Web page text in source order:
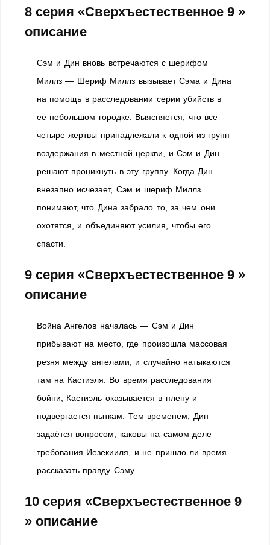
8 серия «Сверхъестественное 9 »
описание
Сэм и Дин вновь встречаются с шерифом
Миллз — Шериф Миллз вызывает Сэма и Дина
на помощь в расследовании серии убийств в
её небольшом городке. Выясняется, что все
четыре жертвы принадлежали к одной из групп
воздержания в местной церкви, и Сэм и Дин
решают проникнуть в эту группу. Когда Дин
внезапно исчезает, Сэм и шериф Миллз
понимают, что Дина забрало то, за чем они
охотятся, и объединяют усилия, чтобы его
спасти.
9 серия «Сверхъестественное 9 »
описание
Война Ангелов началась — Сэм и Дин
прибывают на место, где произошла массовая
резня между ангелами, и случайно натыкаются
там на Кастиэля. Во время расследования
бойни, Кастиэль оказывается в плену и
подвергается пыткам. Тем временем, Дин
задаётся вопросом, каковы на самом деле
требования Иезекииля, и не пришло ли время
рассказать правду Сэму.
10 серия «Сверхъестественное 9
» описание